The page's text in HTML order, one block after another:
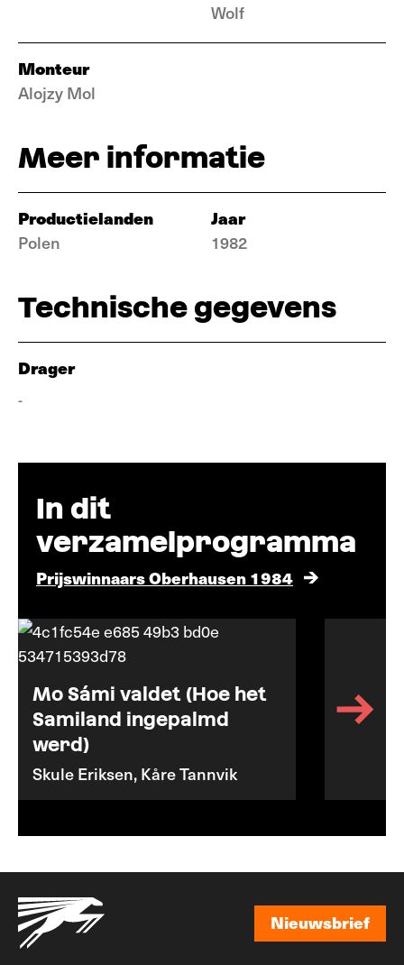
Wolf
Monteur
Alojzy Mol
Meer informatie
Productielanden
Polen
Jaar
1982
Technische gegevens
Drager
-
In dit
verzamelprogramma
Prijswinnaars Oberhausen 1984
Mo Sámi valdet (Hoe het
Samiland ingepalmd
werd)
Skule Eriksen, Kåre Tannvik
Nieuwsbrief